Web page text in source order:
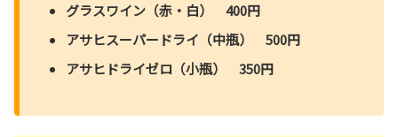
グラスワイン（赤・白） 400円
アサヒスーパードライ（中瓶） 500円
アサヒドライゼロ（小瓶） 350円